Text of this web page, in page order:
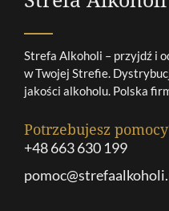
Strefa Alkoholi – przyjdź i
w Twojej Strefie.
jakości alkoholu. Polska
Potrzebujesz
+48 663 630 199